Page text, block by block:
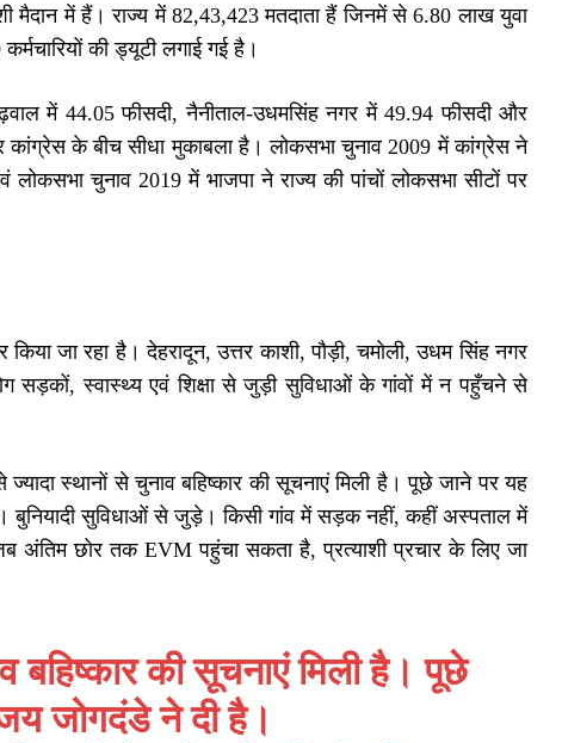
में हैं। राज्य में 82,43,423 मतदाता हैं जिनमें से 6.80 लाख युवा
की ड्यूटी लगाई गई है।
में 44.05 फीसदी, नैनीताल-उधमसिंह नगर में 49.94 फीसदी और
कांग्रेस के बीच सीधा मुकाबला है। लोकसभा चुनाव 2009 में कांग्रेस ने
चुनाव 2019 में भाजपा ने राज्य की पांचों लोकसभा सीटों पर
जा रहा है। देहरादून, उत्तर काशी, पौड़ी, चमोली, उधम सिंह नगर
सड़कों, स्वास्थ्य एवं शिक्षा से जुड़ी सुविधाओं के गांवों में न पहुँचने से
स्थानों से चुनाव बहिष्कार की सूचनाएं मिली है। पूछे जाने पर यह
बुनियादी सुविधाओं से जुड़े। किसी गांव में सड़क नहीं, कहीं अस्पताल में
छोर तक EVM पहुंचा सकता है, प्रत्याशी प्रचार के लिए जा
बहिष्कार की सूचनाएं मिली है। पूछे
जोगदंडे ने दी है।